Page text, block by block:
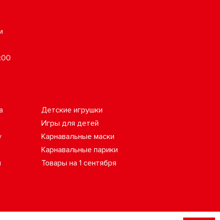
Детские игрушки
Игры для детей
Карнавальные маски
Карнавальные парики
Товары на 1 сентября